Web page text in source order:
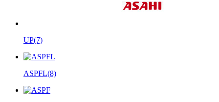
UP(7)
ASPFL(8)